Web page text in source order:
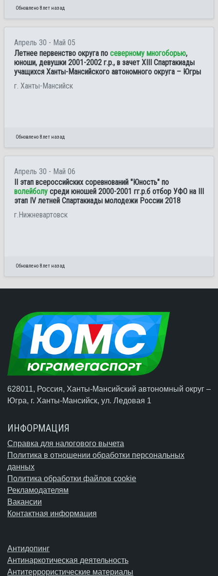
Обновлено 8 лет назад
Апрель 30 - Май 05
Летнее первенство округа по северному многоборью,
юноши, девушки 2001-2002 г.р., в зачет XIII Спартакиады
учащихся Ханты-Мансийского автономного округа – Югры
г. Ханты-Мансийск
Обновлено 8 лет назад
Апрель 30 - Май 06
II этап всероссийских соревнований "Юность" по
волейболу среди юношей 2000-2001 гг.р.б отбор УФО на III
этап IV летней Спартакиады молодежи России 2018
г.Нижневартовск
Обновлено 8 лет назад
628011, Россия, Ханты-Мансийский автономный округ –
Югра, г. Ханты-Мансийск, ул. Ледовая 1
ИНФОРМАЦИЯ
Справка для налогового вычета
Политика в отношении обработки персональных
данных
Политика обработки файлов cookie
Рекламодателям
Вакансии
Контактная информация
Антидопинг
Антинаркотическая деятельность
Антитеррористические материалы